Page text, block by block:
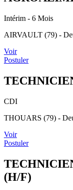
Intérim - 6 Mois
AIRVAULT (79) -
Voir
Postuler
CDI
THOUARS (79) -
Voir
Postuler
(H/F)